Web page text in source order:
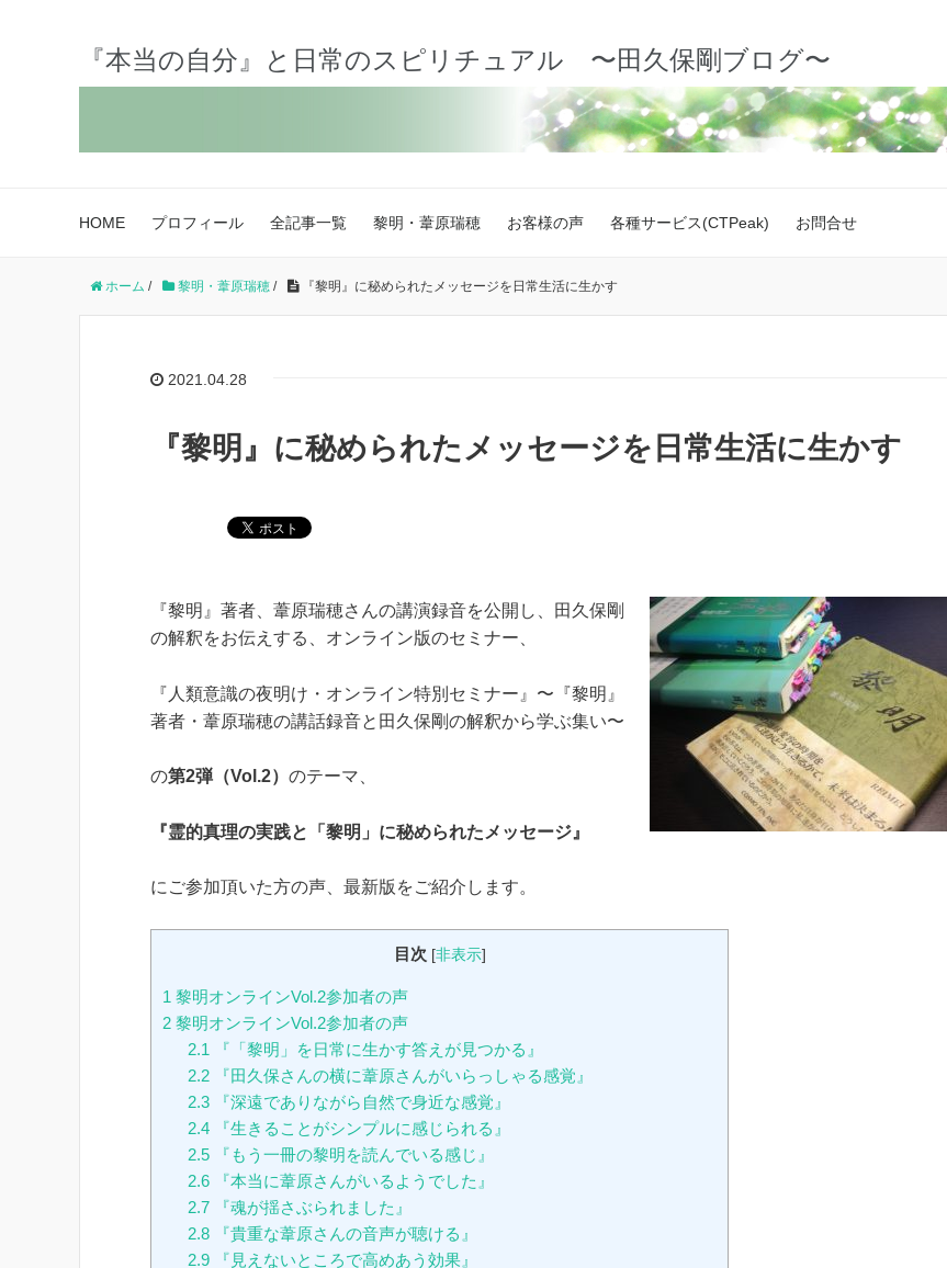
『本当の自分』と日常のスピリチュアル 〜田久保剛ブログ〜
HOME プロフィール 全記事一覧 黎明・葦原瑞穂 お客様の声 各種サービス(CTPeak) お問合せ
ホーム / 黎明・葦原瑞穂 / 『黎明』に秘められたメッセージを日常生活に生かす
2021.04.28
『黎明』に秘められたメッセージを日常生活に生かす
『黎明』著者、葦原瑞穂さんの講演録音を公開し、田久保剛
の解釈をお伝えする、オンライン版のセミナー、
『人類意識の夜明け・オンライン特別セミナー』〜『黎明』
著者・葦原瑞穂の講話録音と田久保剛の解釈から学ぶ集い〜
の第2弾（Vol.2） のテーマ、
『霊的真理の実践と「黎明」に秘められたメッセージ』
にご参加頂いた方の声、最新版をご紹介します。
目次 [非表示]
1 黎明オンラインVol.2参加者の声
2 黎明オンラインVol.2参加者の声
2.1 『「黎明」を日常に生かす答えが見つかる』
2.2『田久保さんの横に葦原さんがいらっしゃる感覚』
2.3『深遠でありながら自然で身近な感覚』
2.4『生きることがシンプルに感じられる』
2.5『もう一冊の黎明を読んでいる感じ』
2.6『本当に葦原さんがいるようでした』
2.7『魂が揺さぶられました』
2.8『貴重な葦原さんの音声が聴ける』
2.9『見えないところで高めあう効果』